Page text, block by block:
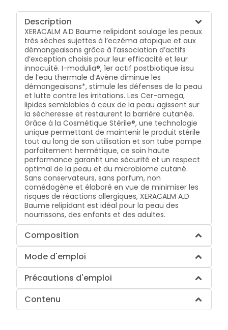
Description
XERACALM A.D Baume relipidant soulage les peaux
très sèches sujettes à l’eczéma atopique et aux
démangeaisons grâce à l’association d’actifs
d’exception choisis pour leur efficacité et leur
innocuité. I-modulia®, 1er actif postbiotique issu
de l’eau thermale d’Avène diminue les
démangeaisons*, stimule les défenses de la peau
et lutte contre les irritations. Les Cer-omega,
lipides semblables à ceux de la peau agissent sur
la sécheresse et restaurent la barrière cutanée.
Grâce à la Cosmétique Stérile®, une technologie
unique permettant de maintenir le produit stérile
tout au long de son utilisation et son tube pompe
parfaitement hermétique, ce soin haute
performance garantit une sécurité et un respect
optimal de la peau et du microbiome cutané.
Sans conservateurs, sans parfum, non
comédogène et élaboré en vue de minimiser les
risques de réactions allergiques, XERACALM A.D
Baume relipidant est idéal pour la peau des
nourrissons, des enfants et des adultes.
Composition
Mode d'emploi
Précautions d'emploi
Contenu